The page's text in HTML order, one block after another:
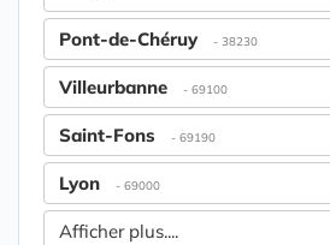
Pont-de-Chéruy - 38230
Villeurbanne - 69100
Saint-Fons - 69190
Lyon - 69000
Afficher plus....